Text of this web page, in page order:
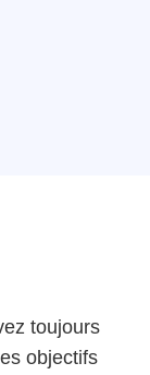
toujours
objectifs